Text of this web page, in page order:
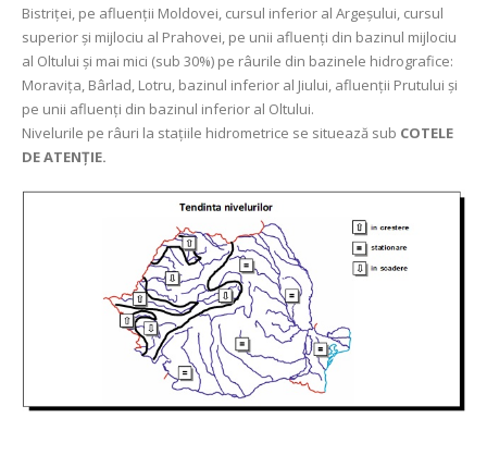
Bistriței, pe afluenții Moldovei, cursul inferior al Argeșului, cursul
superior și mijlociu al Prahovei, pe unii afluenți din bazinul mijlociu
al Oltului și mai mici (sub 30%) pe râurile din bazinele hidrografice:
Moravița, Bârlad, Lotru, bazinul inferior al Jiului, afluenții Prutului și
pe unii afluenți din bazinul inferior al Oltului.
Nivelurile pe râuri la stațiile hidrometrice se situează sub COTELE
DE ATENȚIE.